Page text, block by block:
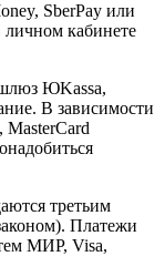
SberPay или
кабинете
ЮKassa,
В зависимости
MasterCard
третьим
Платежи
МИР, Visa,